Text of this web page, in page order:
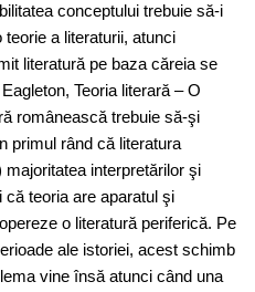
conceptului trebuie să-i
a literaturii, atunci
literatură pe baza căreia se
Teoria literară – O
românească trebuie să-şi
primul rând că literatura
interpretărilor şi
că teoria are aparatul şi
o literatură periferică. Pe
ale istoriei, acest schimb
vine însă atunci când una